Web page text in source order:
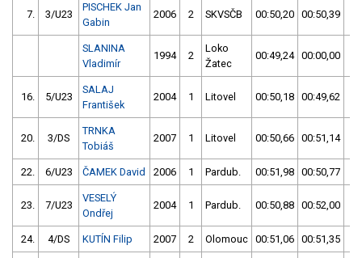
7. 3/U23
PISCHEK Jan
Gabin
2006 2 SKVSČB 00:50,20 00:50,39
SLANINA
Vladimír
1994 2
Loko
Žatec
00:49,24 00:00,00
16. 5/U23
SALAJ
František
2004 1 Litovel 00:50,18 00:49,62
20. 3/DS
TRNKA
Tobiáš
2007 1 Litovel 00:50,66 00:51,14
22. 6/U23 ČAMEK David 2006 1 Pardub. 00:51,98 00:50,77
23. 7/U23
VESELÝ
Ondřej
2004 1 Pardub. 00:50,88 00:52,00
24. 4/DS KUTÍN Filip 2007 2 Olomouc 00:51,06 00:51,35